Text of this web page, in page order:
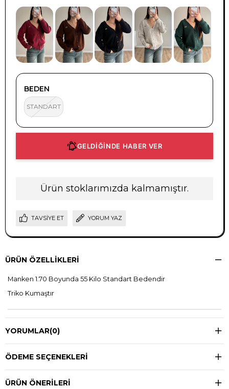
BEDEN
STANDART
GELDİĞİNDE HABER VER
Ürün stoklarımızda kalmamıştır.
TAVSIYE ET YORUM YAZ
ÜRÜN ÖZELLIKLERI
Manken 1.70 Boyunda 55 Kilo Standart Bedendir
Triko Kumaştır
YORUMLAR(0)
ÖDEME SEÇENEKLERI
ÜRÜN ÖNERILERI